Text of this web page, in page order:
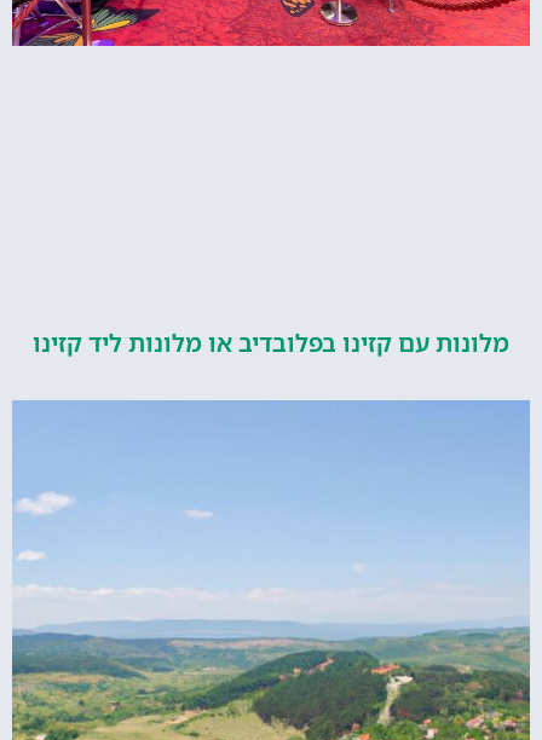
עם קזינו בפלובדיב או מלונות ליד קזינו